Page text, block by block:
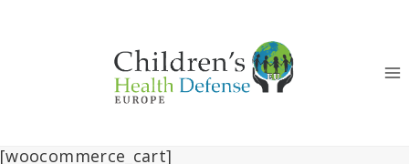
[woocommerce_cart]